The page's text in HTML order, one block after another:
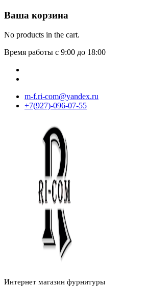
Ваша корзина
No products in the cart.
Время работы с 9:00 до 18:00
m-f.ri-com@yandex.ru
+7(927)-096-07-55
Интернет магазин фурнитуры